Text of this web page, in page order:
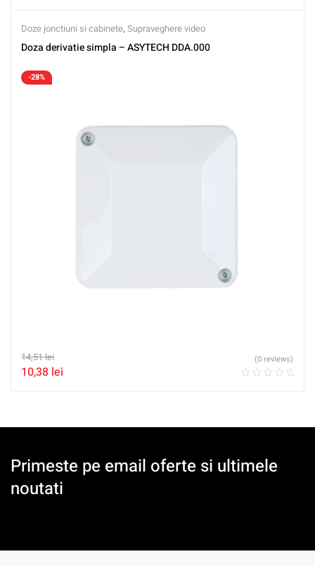
Doze jonctiuni si cabinete, Supraveghere video
Doza derivatie simpla – ASYTECH DDA.000
-28%
14,51lei
10,38 lei
(0 reviews)
Primeste pe email oferte si ultimele
noutati